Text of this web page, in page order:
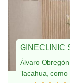
GINECLINIC
Álvaro
Tacahua, como